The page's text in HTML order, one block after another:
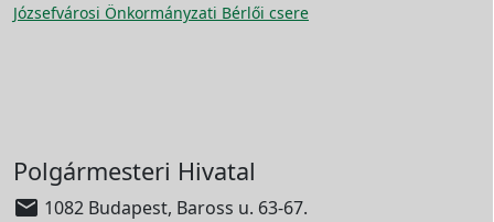
Józsefvárosi Önkormányzati Bérlői csere
Polgármesteri Hivatal
 1082 Budapest, Baross u. 63-67.